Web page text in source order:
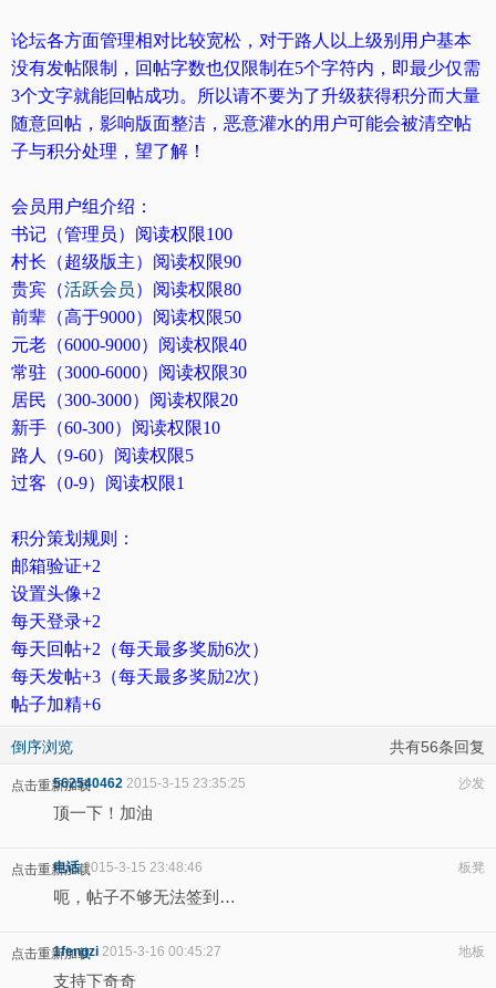
论坛各方面管理相对比较宽松，对于路人以上级别用户基本
没有发帖限制，回帖字数也仅限制在5个字符内，即最少仅需
3个文字就能回帖成功。所以请不要为了升级获得积分而大量
随意回帖，影响版面整洁，恶意灌水的用户可能会被清空帖
子与积分处理，望了解！
会员用户组介绍：
书记（管理员）阅读权限100
村长（超级版主）阅读权限90
贵宾（活跃会员）阅读权限80
前辈（高于9000）阅读权限50
元老（6000-9000）阅读权限40
常驻（3000-6000）阅读权限30
居民（300-3000）阅读权限20
新手（60-300）阅读权限10
路人（9-60）阅读权限5
过客（0-9）阅读权限1
积分策划规则：
邮箱验证+2
设置头像+2
每天登录+2
每天回帖+2（每天最多奖励6次）
每天发帖+3（每天最多奖励2次）
帖子加精+6
倒序浏览 共有56条回复
点击重新加载 沙发
562540462 2015-3-15 23:35:25
顶一下！加油
点击重新加载 板凳
电话2015-3-15 23:48:46
呃，帖子不够无法签到…
点击重新加载 地板
1fengzi 2015-3-16 00:45:27
支持下奇奇